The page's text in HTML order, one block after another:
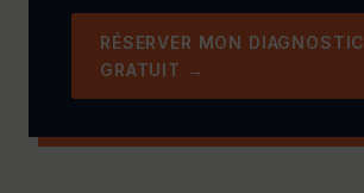
RÉSERVER MON DIAGNOSTIC
GRATUIT →